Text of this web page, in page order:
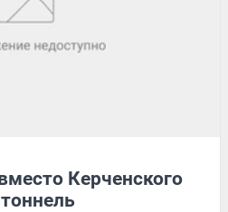
Керченского